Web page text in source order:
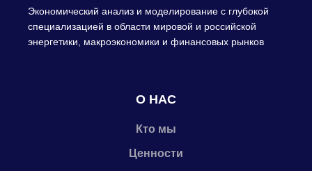
Экономический анализ и моделирование с глубокой
специализацией в области мировой и российской
энергетики, макроэкономики и финансовых рынков
О НАС
Кто мы
Ценности